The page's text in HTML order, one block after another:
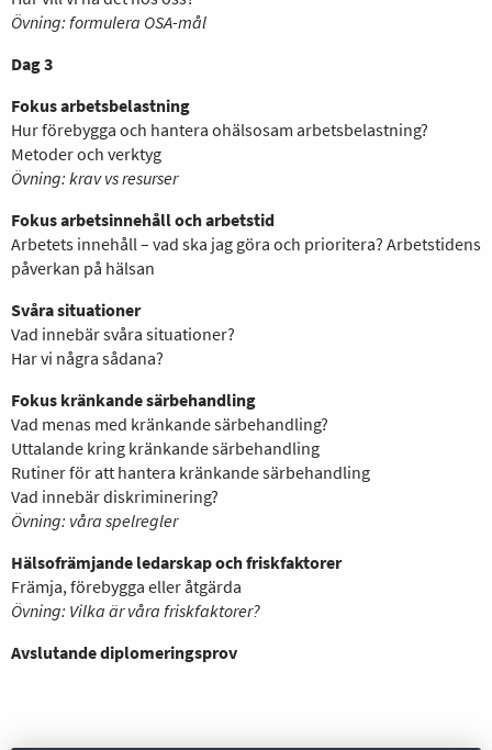
Övning: formulera OSA-mål
Dag 3
Fokus arbetsbelastning
Hur förebygga och hantera ohälsosam arbetsbelastning?
Metoder och verktyg
Övning: krav vs resurser
Fokus arbetsinnehåll och arbetstid
Arbetets innehåll – vad ska jag göra och prioritera? Arbetstidens
påverkan på hälsan
Svåra situationer
Vad innebär svåra situationer?
Har vi några sådana?
Fokus kränkande särbehandling
Vad menas med kränkande särbehandling?
Uttalande kring kränkande särbehandling
Rutiner för att hantera kränkande särbehandling
Vad innebär diskriminering?
Övning: våra spelregler
Hälsofrämjande ledarskap och friskfaktorer
Främja, förebygga eller åtgärda
Övning: Vilka är våra friskfaktorer?
Avslutande diplomeringsprov